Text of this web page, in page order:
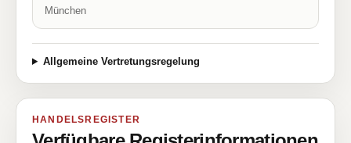
München
Allgemeine Vertretungsregelung
HANDELSREGISTER